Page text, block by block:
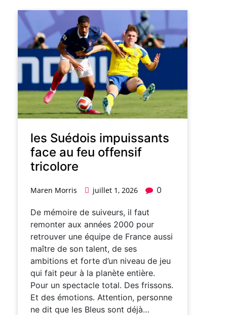
les Suédois impuissants
face au feu offensif
tricolore
Maren Morris juillet 1, 2026 0
De mémoire de suiveurs, il faut
remonter aux années 2000 pour
retrouver une équipe de France aussi
maître de son talent, de ses
ambitions et forte d’un niveau de jeu
qui fait peur à la planète entière.
Pour un spectacle total. Des frissons.
Et des émotions. Attention, personne
ne dit que les Bleus sont déjà…